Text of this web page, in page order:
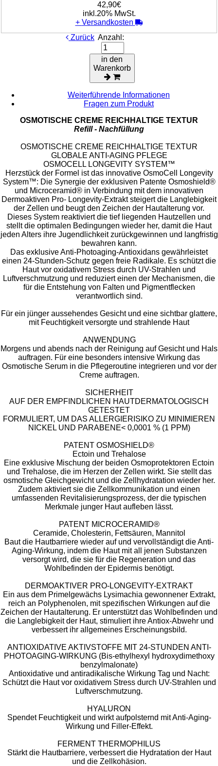
42,90€
inkl.20% MwSt.
+ Versandkosten
Zurück Anzahl:
in den
Warenkorb
Weiterführende Informationen
Fragen zum Produkt
OSMOTISCHE CREME REICHHALTIGE TEXTUR
Refill - Nachfüllung
OSMOTISCHE CREME REICHHALTIGE TEXTUR
GLOBALE ANTI-AGING PFLEGE
OSMOCELL LONGEVITY SYSTEM™
Herzstück der Formel ist das innovative OsmoCell Longevity
System™: Die Synergie der exklusiven Patente Osmoshield®
und Microceramid® in Verbindung mit dem innovativen
Dermoaktiven Pro- Longevity-Extrakt steigert die Langlebigkeit
der Zellen und beugt den Zeichen der Hautalterung vor.
Dieses System reaktiviert die tief liegenden Hautzellen und
stellt die optimalen Bedingungen wieder her, damit die Haut
jeden Alters ihre Jugendlichkeit zurückgewinnen und langfristig
bewahren kann.
Das exklusive Anti-Photoaging-Antioxidans gewährleistet
einen 24-Stunden-Schutz gegen freie Radikale. Es schützt die
Haut vor oxidativem Stress durch UV-Strahlen und
Luftverschmutzung und reduziert einen der Mechanismen, die
für die Entstehung von Falten und Pigmentflecken
verantwortlich sind.
Für ein jünger aussehendes Gesicht und eine sichtbar glattere,
mit Feuchtigkeit versorgte und strahlende Haut
ANWENDUNG
Morgens und abends nach der Reinigung auf Gesicht und Hals
auftragen. Für eine besonders intensive Wirkung das
Osmotische Serum in die Pflegeroutine integrieren und vor der
Creme auftragen.
SICHERHEIT
AUF DER EMPFINDLICHEN HAUTDERMATOLOGISCH
GETESTET
FORMULIERT, UM DAS ALLERGIERISIKO ZU MINIMIEREN
NICKEL UND PARABENE< 0,0001 % (1 PPM)
PATENT OSMOSHIELD®
Ectoin und Trehalose
Eine exklusive Mischung der beiden Osmoprotektoren Ectoin
und Trehalose, die im Herzen der Zellen wirkt. Sie stellt das
osmotische Gleichgewicht und die Zellhydratation wieder her.
Zudem aktiviert sie die Zellkommunikation und einen
umfassenden Revitalisierungsprozess, der die typischen
Merkmale junger Haut aufleben lässt.
PATENT MICROCERAMID®
Ceramide, Cholesterin, Fettsäuren, Mannitol
Baut die Hautbarriere wieder auf und vervollständigt die Anti-
Aging-Wirkung, indem die Haut mit all jenen Substanzen
versorgt wird, die sie für die Regeneration und das
Wohlbefinden der Epidermis benötigt.
DERMOAKTIVER PRO-LONGEVITY-EXTRAKT
Ein aus dem Primelgewächs Lysimachia gewonnener Extrakt,
reich an Polyphenolen, mit spezifischen Wirkungen auf die
Zeichen der Hautalterung. Er unterstützt das Wohlbefinden und
die Langlebigkeit der Haut, stimuliert ihre Antiox-Abwehr und
verbessert ihr allgemeines Erscheinungsbild.
ANTIOXIDATIVE AKTIVSTOFFE MIT 24-STUNDEN ANTI-
PHOTOAGING-WIRKUNG (Bis-ethylhexyl hydroxydimethoxy
benzylmalonate)
Antioxidative und antiradikalische Wirkung Tag und Nacht:
Schützt die Haut vor oxidativem Stress durch UV-Strahlen und
Luftverschmutzung.
HYALURON
Spendet Feuchtigkeit und wirkt aufpolsternd mit Anti-Aging-
Wirkung und Filler-Effekt.
FERMENT THERMOPHILUS
Stärkt die Hautbarriere, verbessert die Hydratation der Haut
und die Zellkohäsion.